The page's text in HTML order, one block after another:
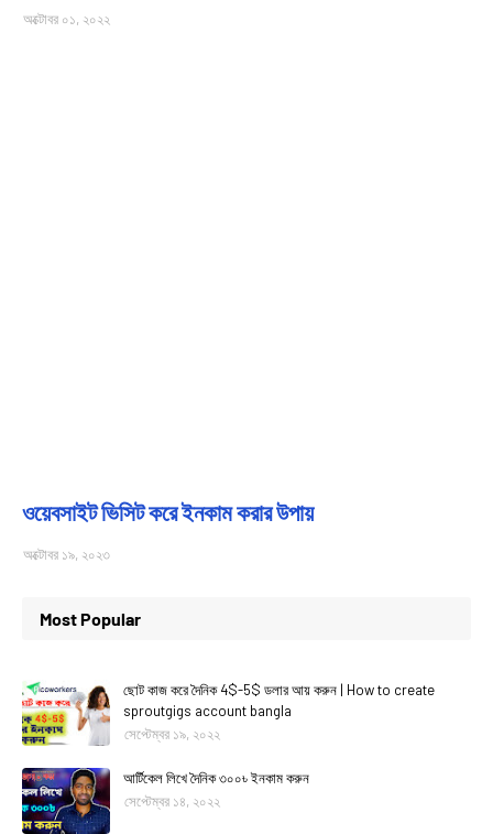
অক্টোবর ০১, ২০২২
ওয়েবসাইট ভিসিট করে ইনকাম করার উপায়
অক্টোবর ১৯, ২০২৩
Most Popular
ছোট কাজ করে দৈনিক 4$-5$ ডলার আয় করুন | How to create
sproutgigs account bangla
সেপ্টেম্বর ১৯, ২০২২
আর্টিকেল লিখে দৈনিক ৩০০৳ ইনকাম করুন
সেপ্টেম্বর ১৪, ২০২২